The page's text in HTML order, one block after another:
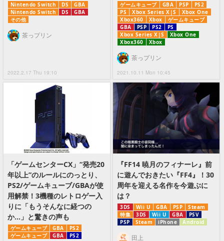
Nintendo Switch DS
GBA
Nintendo Switch
DS
GBA
その他
2022.2.17 Thu 19:10
茶っプリン
ゲームキューブ GBA PSP
PS2
PS
Xbox Series X|S
Xbox One
Xbox360
Xbox
ゲームキューブ
GBA
PSP PS2
PS
Xbox Series X|S
Xbox One
Xbox360
Xbox
2021.10.11 Mon 10:45
茶っプリン
「ゲームセンターCX」“発売20
年以上”のルールにのっとり、
PS2/ゲームキューブ/GBAが使
用解禁！3機種のレトロゲー入
りに「もうそんなに経つの
か…」と驚きの声も
ゲームキューブ GBA
PS2
ゲームキューブ
GBA PS2
『FF14 暁月のフィナーレ』前
に遊んでおきたい『FF4』！30
周年を迎える名作を今遊ぶに
は？
3DS Wii U GBA PSP
Steam
特集
3DS Wii U GBA
PSV
PSP
Steam iPhone Android
田上